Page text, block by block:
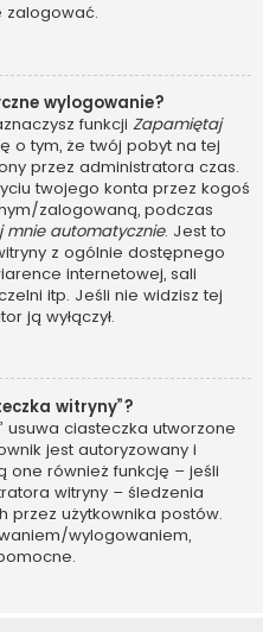
zalogować.
wylogowanie?
funkcji Zapamiętaj
o tym, że twój pobyt na tej
przez administratora czas.
twojego konta przez kogoś
zalogowaną, podczas
mnie automatycznie. Jest to
z ogólnie dostępnego
internetowej, sali
itp. Jeśli nie widzisz tej
ją wyłączył.
witryny”?
usuwa ciasteczka utworzone
jest autoryzowany i
one również funkcję – jeśli
witryny – śledzenia
przez użytkownika postów.
wylogowaniem,